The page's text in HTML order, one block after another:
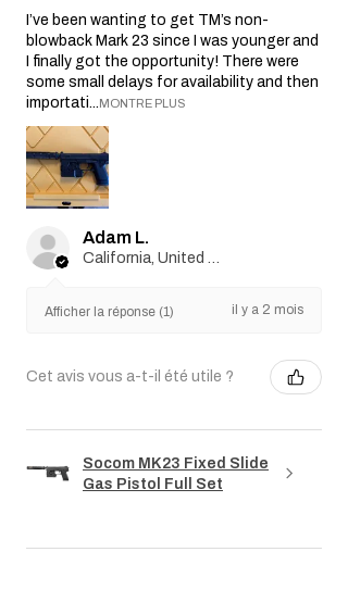
I’ve been wanting to get TM’s non-
blowback Mark 23 since I was younger and
I finally got the opportunity! There were
some small delays for availability and then
importati...MONTRE PLUS
Adam L.
Afficher la réponse (1) il y a 2 mois
Cet avis vous a-t-il été utile ?
Socom MK23 Fixed Slide
Gas Pistol Full Set